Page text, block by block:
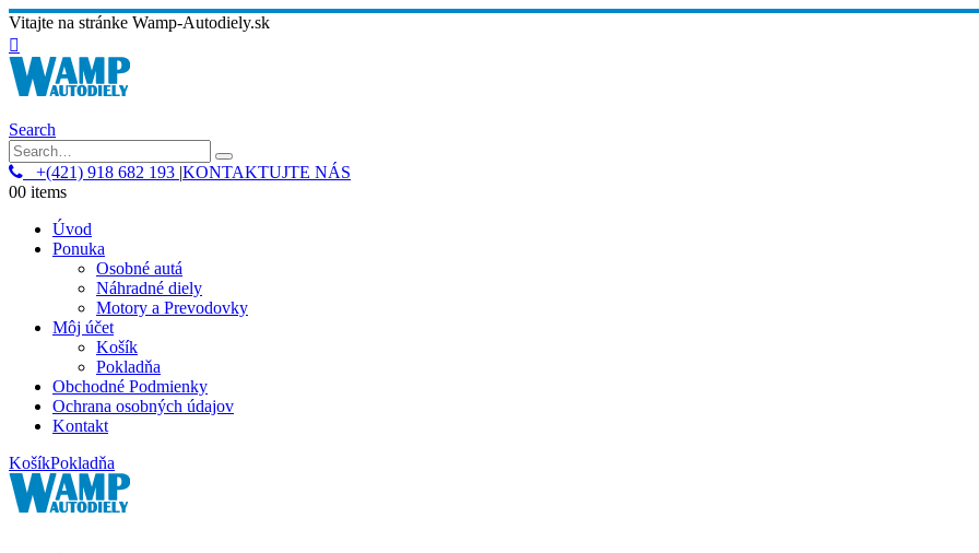
Vitajte na stránke Wamp-Autodiely.sk
Search
+(421) 918 682 193 |KONTAKTUJTE NÁS
00 items
Úvod
Ponuka
Osobné autá
Náhradné diely
Motory a Prevodovky
Môj účet
Košík
Pokladňa
Obchodné Podmienky
Ochrana osobných údajov
Kontakt
KošíkPokladňa